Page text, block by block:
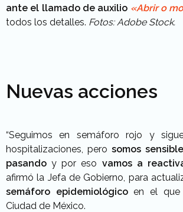
ante el llamado de auxilio «Abrir o
todos los detalles. Fotos: Adobe Stock.
Nuevas acciones
“Seguimos en semáforo rojo y
hospitalizaciones, pero somos
pasando y por eso vamos a
afirmó la Jefa de Gobierno, para
semáforo epidemiológicoen el que
Ciudad de México.